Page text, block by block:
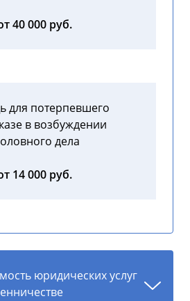
40 000 руб.
для потерпевшего
в возбуждении
дела
14 000 руб.
юридических услуг